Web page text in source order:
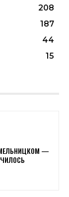
208
187
44
15
—